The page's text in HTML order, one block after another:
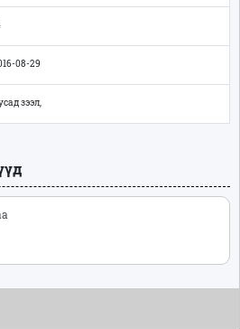
08-29
зээл,